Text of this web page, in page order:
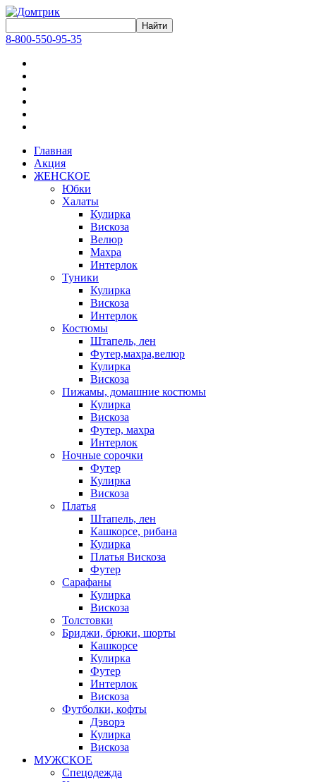
8-800-550-95-35
Главная
Акция
ЖЕНСКОЕ
Юбки
Халаты
Кулирка
Вискоза
Велюр
Махра
Интерлок
Туники
Кулирка
Вискоза
Интерлок
Костюмы
Штапель, лен
Футер,махра,велюр
Кулирка
Вискоза
Пижамы, домашние костюмы
Кулирка
Вискоза
Футер, махра
Интерлок
Ночные сорочки
Футер
Кулирка
Вискоза
Платья
Штапель, лен
Кашкорсе, рибана
Кулирка
Платья Вискоза
Футер
Сарафаны
Кулирка
Вискоза
Толстовки
Бриджи, брюки, шорты
Кашкорсе
Кулирка
Футер
Интерлок
Вискоза
Футболки, кофты
Дэворэ
Кулирка
Вискоза
МУЖСКОЕ
Спецодежда